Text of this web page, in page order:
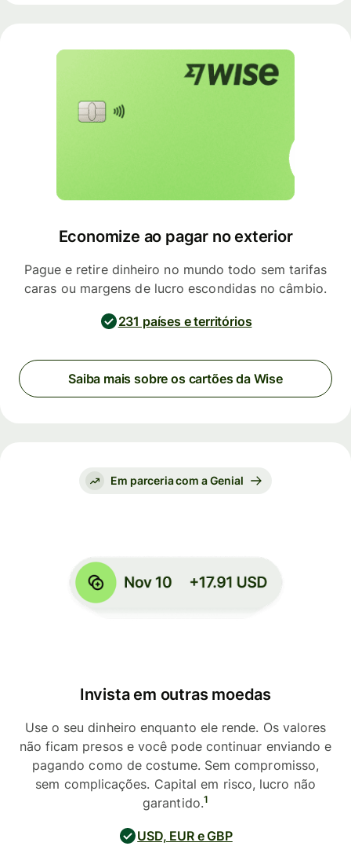
Economize ao pagar no exterior
Pague e retire dinheiro no mundo todo sem tarifas
caras ou margens de lucro escondidas no câmbio.
231 países e territórios
Saiba mais sobre os cartões da Wise
Em parceria com a Genial
Invista em outras moedas
Use o seu dinheiro enquanto ele rende. Os valores
não ficam presos e você pode continuar enviando e
pagando como de costume. Sem compromisso,
sem complicações. Capital em risco, lucro não
garantido.1
USD, EUR e GBP